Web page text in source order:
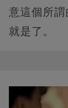
意這個所
就是了。